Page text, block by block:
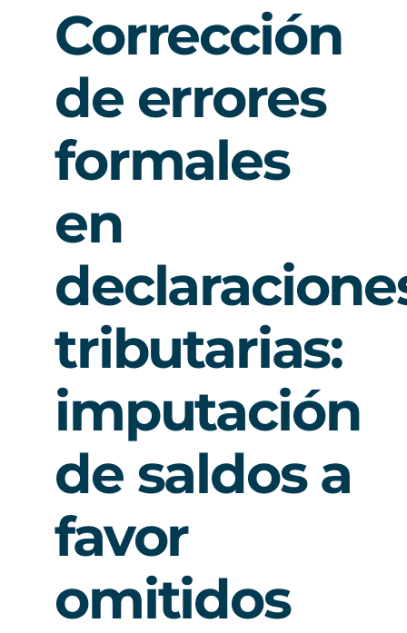
Corrección
de errores
formales
en
tributarias:
imputación
de saldos a
favor
omitidos